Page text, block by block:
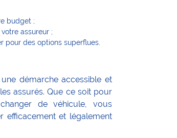
budget ;
assureur ;
pour des options superflues.
démarche accessible et
assurés. Que ce soit pour
de véhicule, vous
efficacement et légalement